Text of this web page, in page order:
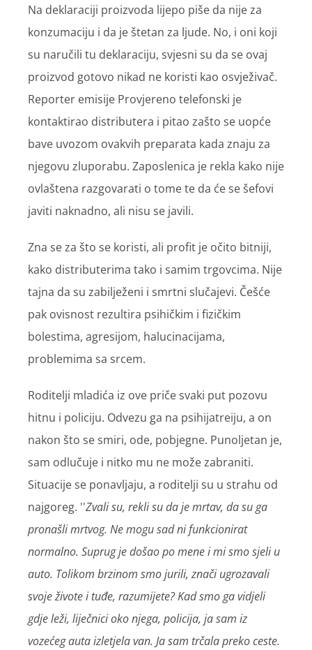
Na deklaraciji proizvoda lijepo piše da nije za
konzumaciju i da je štetan za ljude. No, i oni koji
su naručili tu deklaraciju, svjesni su da se ovaj
proizvod gotovo nikad ne koristi kao osvježivač.
Reporter emisije Provjereno telefonski je
kontaktirao distributera i pitao zašto se uopće
bave uvozom ovakvih preparata kada znaju za
njegovu zluporabu. Zaposlenica je rekla kako nije
ovlaštena razgovarati o tome te da će se šefovi
javiti naknadno, ali nisu se javili.
Zna se za što se koristi, ali profit je očito bitniji,
kako distributerima tako i samim trgovcima. Nije
tajna da su zabilježeni i smrtni slučajevi. Češće
pak ovisnost rezultira psihičkim i fizičkim
bolestima, agresijom, halucinacijama,
problemima sa srcem.
Roditelji mladića iz ove priče svaki put pozovu
hitnu i policiju. Odvezu ga na psihijatreiju, a on
nakon što se smiri, ode, pobjegne. Punoljetan je,
sam odlučuje i nitko mu ne može zabraniti.
Situacije se ponavljaju, a roditelji su u strahu od
najgoreg. ''Zvali su, rekli su da je mrtav, da su ga
pronašli mrtvog. Ne mogu sad ni funkcionirat
normalno. Suprug je došao po mene i mi smo sjeli u
auto. Tolikom brzinom smo jurili, znači ugrozavali
svoje živote i tuđe, razumijete? Kad smo ga vidjeli
gdje leži, liječnici oko njega, policija, ja sam iz
vozećeg auta izletjela van. Ja sam trčala preko ceste.